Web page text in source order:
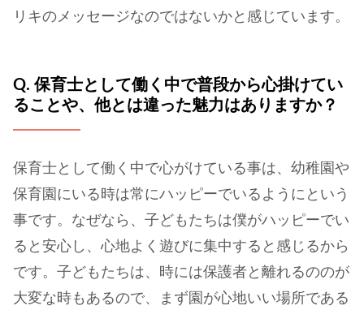
リキのメッセージなのではないかと感じています。
Q. 保育士として働く中で普段から心掛けてい
ることや、他とは違った魅力はありますか？
保育士として働く中で心がけている事は、幼稚園や
保育園にいる時は常にハッピーでいるようにという
事です。なぜなら、子どもたちは僕がハッピーでい
ると安心し、心地よく遊びに集中すると感じるから
です。子どもたちは、時には保護者と離れるののが
大変な時もあるので、まず園が心地いい場所である